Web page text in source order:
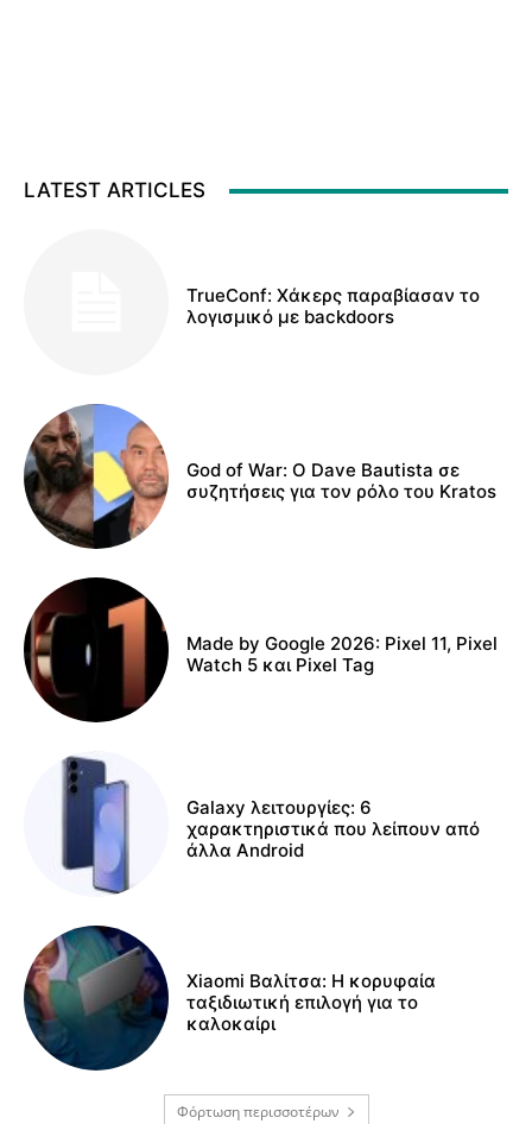
LATEST ARTICLES
TrueConf: Χάκερς παραβίασαν το
λογισμικό με backdoors
God of War: Ο Dave Bautista σε
συζητήσεις για τον ρόλο του Kratos
Made by Google 2026: Pixel 11, Pixel
Watch 5 και Pixel Tag
Galaxy λειτουργίες: 6
χαρακτηριστικά που λείπουν από
άλλα Android
Xiaomi Βαλίτσα: Η κορυφαία
ταξιδιωτική επιλογή για το
καλοκαίρι
Φόρτωση περισσοτέρων